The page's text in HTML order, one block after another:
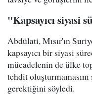
"Kapsayıcı siyasi
Abdülati, Mısır'ın
kapsayıcı bir siyasi
mücadelenin de ülke
tehdit
gerektiğini söyledi.